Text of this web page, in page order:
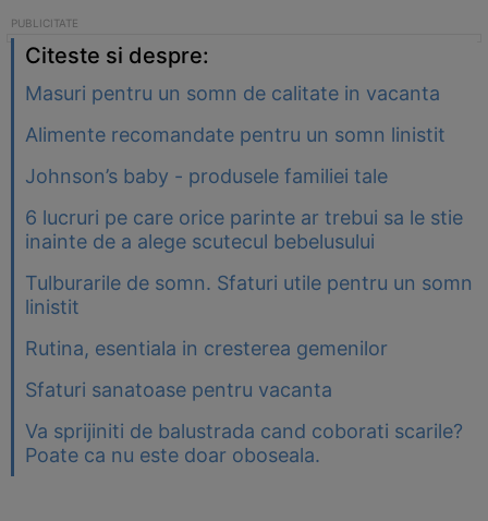
Citeste si despre:
Masuri pentru un somn de calitate in vacanta
Alimente recomandate pentru un somn linistit
Johnson’s baby - produsele familiei tale
6 lucruri pe care orice parinte ar trebui sa le stie
inainte de a alege scutecul bebelusului
Tulburarile de somn. Sfaturi utile pentru un somn
linistit
Rutina, esentiala in cresterea gemenilor
Sfaturi sanatoase pentru vacanta
Va sprijiniti de balustrada cand coborati scarile?
Poate ca nu este doar oboseala.